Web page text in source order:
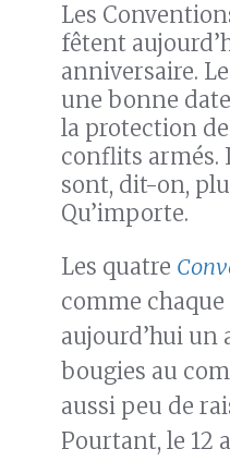
Les
fêtent
anniversaire.
une bonne
la protection
conflits armés.
sont, dit-on,
Qu’importe.
Les quatre
comme
aujourd’hui un
bougies au
aussi peu de
Pourtant, le 12